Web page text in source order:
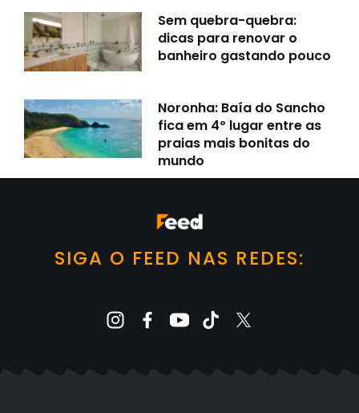
Sem quebra-quebra:
dicas para renovar o
banheiro gastando pouco
Noronha: Baía do Sancho
fica em 4º lugar entre as
praias mais bonitas do
mundo
SIGA O FEED NAS REDES: